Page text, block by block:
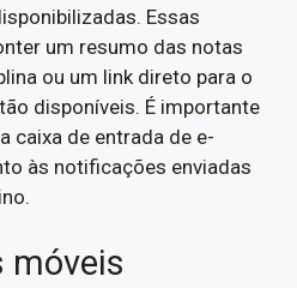
Essas
um resumo das notas
ou um link direto para o
disponíveis. É importante
caixa de entrada de e-
às notificações enviadas
móveis